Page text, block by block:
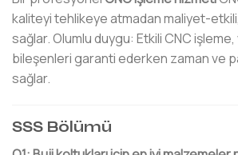
kaliteyi tehlikeye atmadan maliyet-
sağlar. Olumlu duygu: Etkili CNC
bileşenleri garanti ederken zaman ve
sağlar.
SSS Bölümü